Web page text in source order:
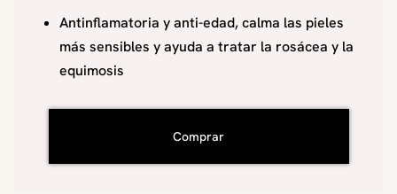
Antinflamatoria y anti-edad, calma las pieles
más sensibles y ayuda a tratar la rosácea y la
equimosis
Comprar